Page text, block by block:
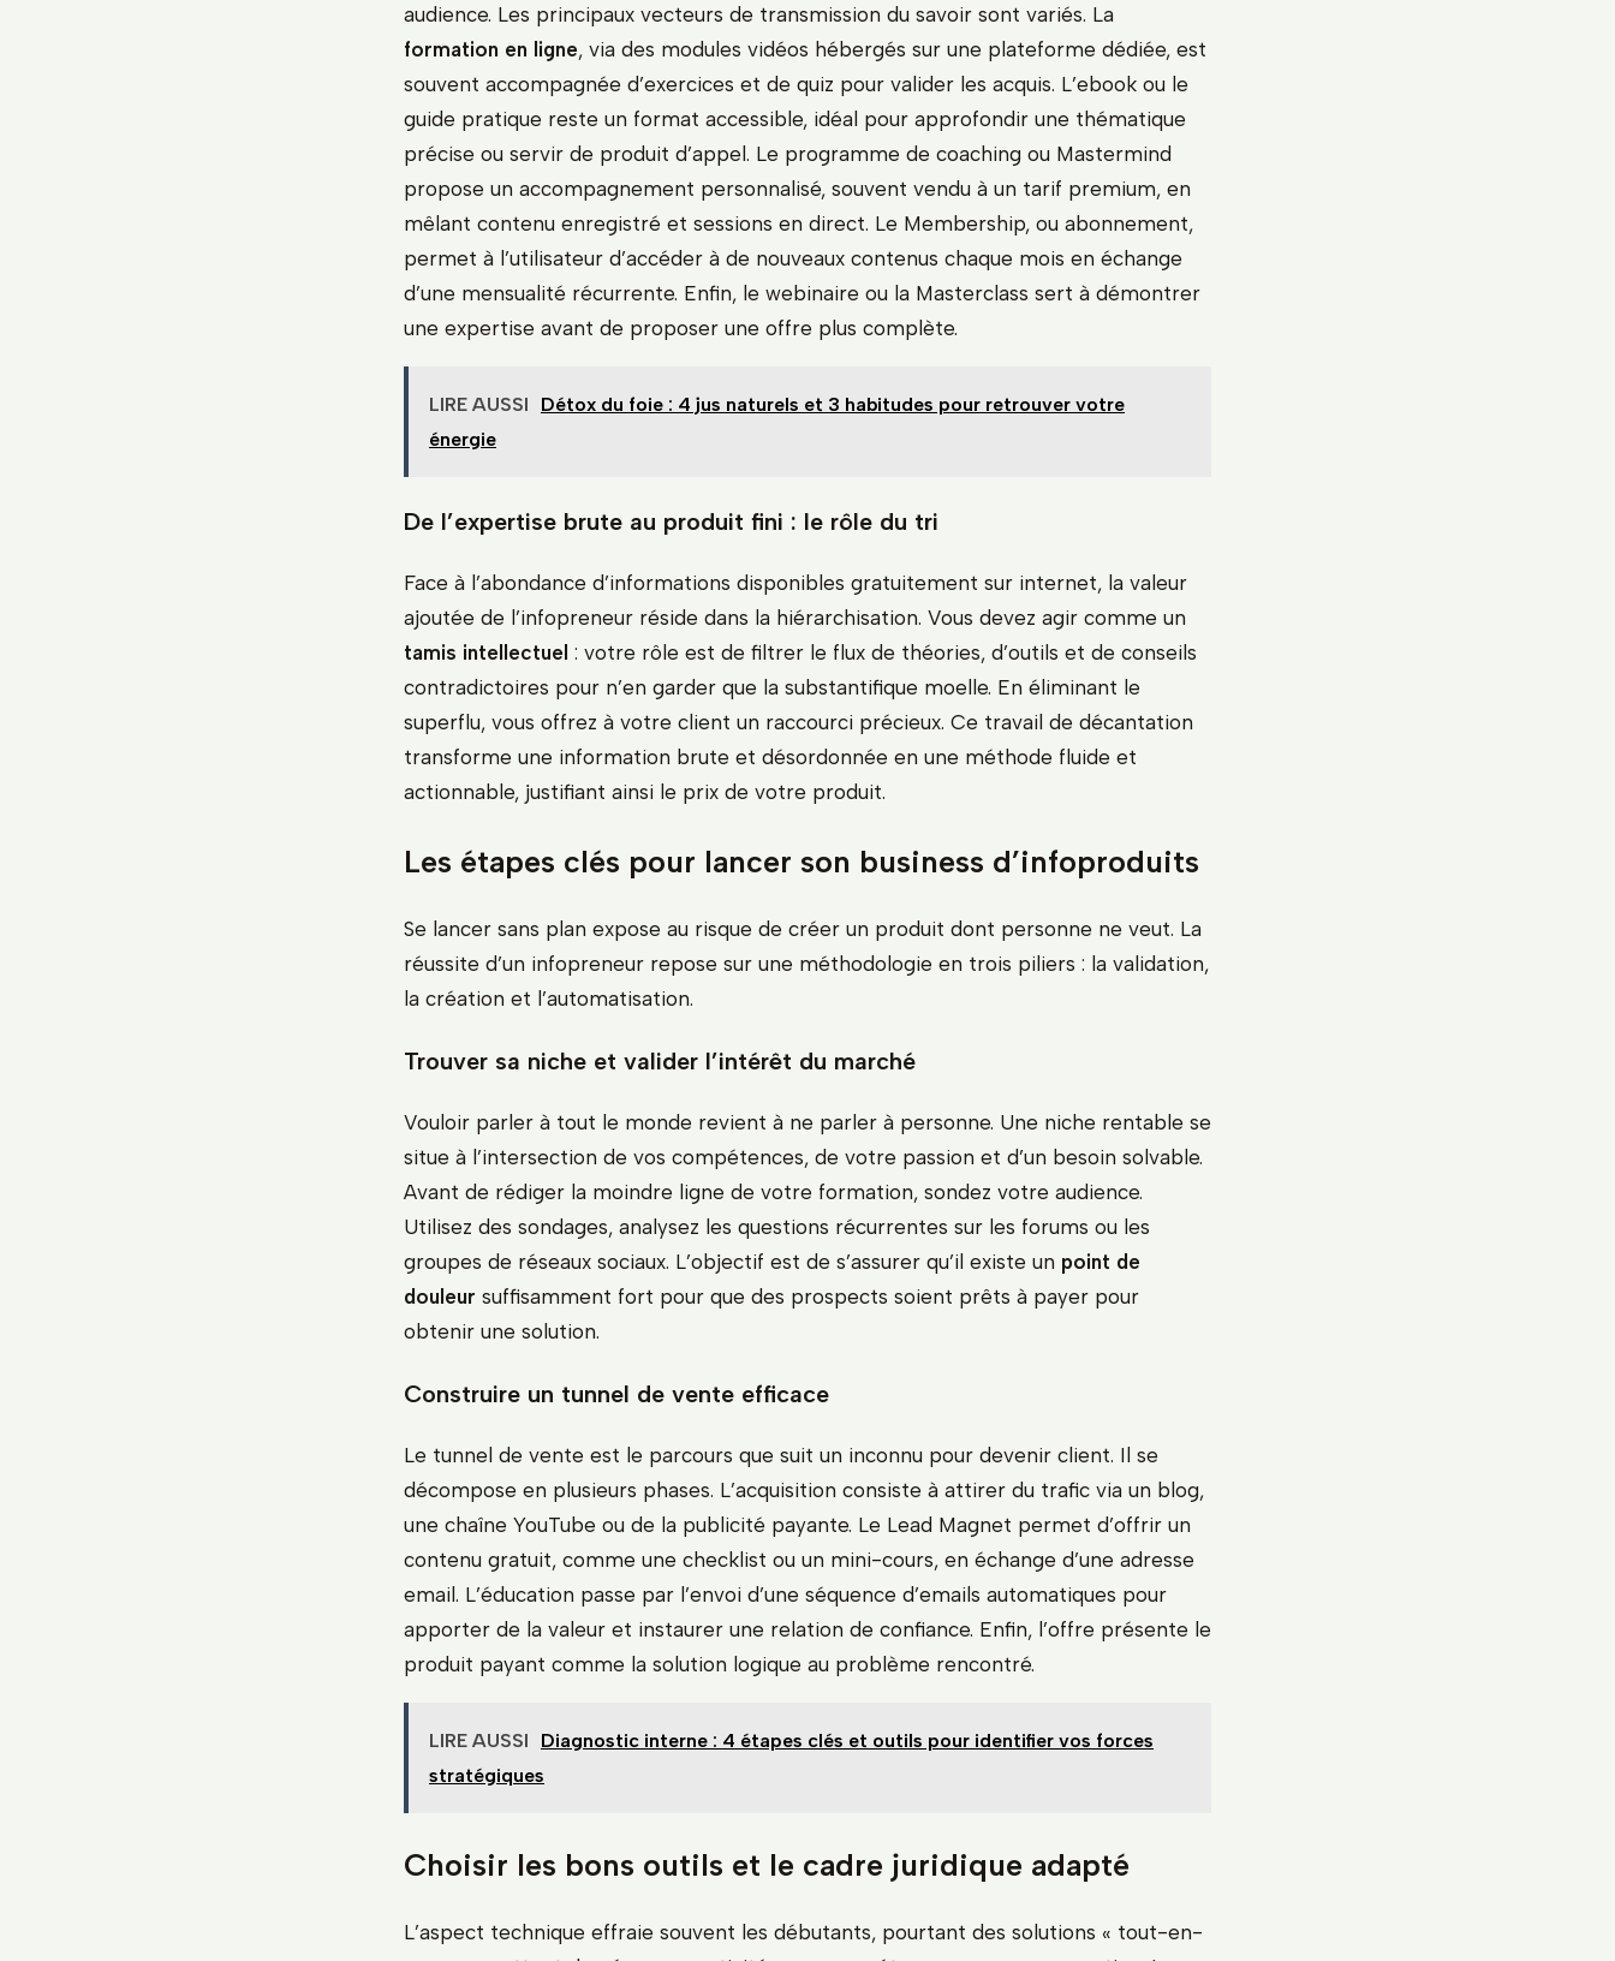
audience. Les principaux vecteurs de transmission du savoir sont variés. La
formation en ligne, via des modules vidéos hébergés sur une plateforme dédiée, est
souvent accompagnée d’exercices et de quiz pour valider les acquis. L’ebook ou le
guide pratique reste un format accessible, idéal pour approfondir une thématique
précise ou servir de produit d’appel. Le programme de coaching ou Mastermind
propose un accompagnement personnalisé, souvent vendu à un tarif premium, en
mêlant contenu enregistré et sessions en direct. Le Membership, ou abonnement,
permet à l’utilisateur d’accéder à de nouveaux contenus chaque mois en échange
d’une mensualité récurrente. Enfin, le webinaire ou la Masterclass sert à démontrer
une expertise avant de proposer une offre plus complète.
LIRE AUSSI
Détox du foie : 4 jus naturels et 3 habitudes pour retrouver votre
énergie
De l’expertise brute au produit fini : le rôle du tri
Face à l’abondance d’informations disponibles gratuitement sur internet, la valeur
ajoutée de l’infopreneur réside dans la hiérarchisation. Vous devez agir comme un
tamis intellectuel : votre rôle est de filtrer le flux de théories, d’outils et de conseils
contradictoires pour n’en garder que la substantifique moelle. En éliminant le
superflu, vous offrez à votre client un raccourci précieux. Ce travail de décantation
transforme une information brute et désordonnée en une méthode fluide et
actionnable, justifiant ainsi le prix de votre produit.
Les étapes clés pour lancer son business d’infoproduits
Se lancer sans plan expose au risque de créer un produit dont personne ne veut. La
réussite d’un infopreneur repose sur une méthodologie en trois piliers : la validation,
la création et l’automatisation.
Trouver sa niche et valider l’intérêt du marché
Vouloir parler à tout le monde revient à ne parler à personne. Une niche rentable se
situe à l’intersection de vos compétences, de votre passion et d’un besoin solvable.
Avant de rédiger la moindre ligne de votre formation, sondez votre audience.
Utilisez des sondages, analysez les questions récurrentes sur les forums ou les
groupes de réseaux sociaux. L’objectif est de s’assurer qu’il existe un point de
douleur suffisamment fort pour que des prospects soient prêts à payer pour
obtenir une solution.
Construire un tunnel de vente efficace
Le tunnel de vente est le parcours que suit un inconnu pour devenir client. Il se
décompose en plusieurs phases. L’acquisition consiste à attirer du trafic via un blog,
une chaîne YouTube ou de la publicité payante. Le Lead Magnet permet d’offrir un
contenu gratuit, comme une checklist ou un mini-cours, en échange d’une adresse
email. L’éducation passe par l’envoi d’une séquence d’emails automatiques pour
apporter de la valeur et instaurer une relation de confiance. Enfin, l’offre présente le
produit payant comme la solution logique au problème rencontré.
LIRE AUSSI
Diagnostic interne : 4 étapes clés et outils pour identifier vos forces
stratégiques
Choisir les bons outils et le cadre juridique adapté
L’aspect technique effraie souvent les débutants, pourtant des solutions « tout-en-